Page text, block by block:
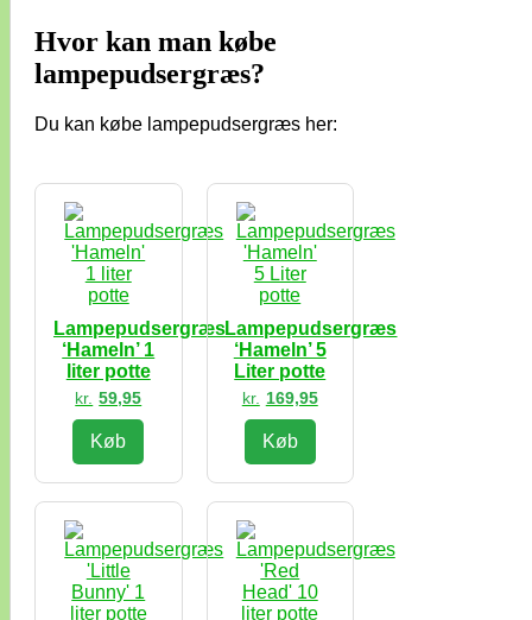
Hvor kan man købe
lampepudsergræs?
Du kan købe lampepudsergræs her:
Lampepudsergræs
‘Hameln’ 1
liter potte
kr. 59,95
Køb
Lampepudsergræs
‘Hameln’ 5
Liter potte
kr. 169,95
Køb